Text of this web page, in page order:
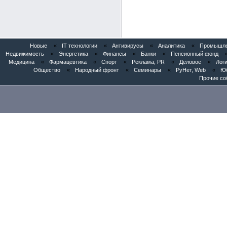
Новые « IT технологии « Антивирусы « Аналитика «
Недвижимость
« Энергетика « Финансы « Банки « Пенсионный фонд
Медицина
« Фармацевтика « Спорт « Реклама, PR « Деловое «
Общество
« Народный фронт « Семинары « РуНет, Web «
Прочие